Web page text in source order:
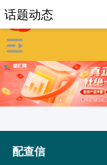
配查信
话题动态